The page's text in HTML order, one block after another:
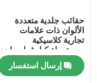
حقائب اليد الثانية
حقائب فاخرة مستعملة
حقائب جلدية متعددة
الألوان ذات علامات
تجارية كلاسيكية
ومستعملة كيلوغرام واحد
إرسال استفسار